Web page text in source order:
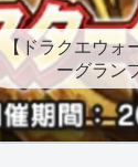
【ドラクエウォ
ーグラン